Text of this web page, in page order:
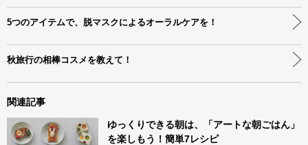
5つのアイテムで、脱マスクによるオーラルケアを！
秋旅行の相棒コスメを教えて！
関連記事
ゆっくりできる朝は、「アートな朝ごはん」
を楽しもう！簡単7レシピ